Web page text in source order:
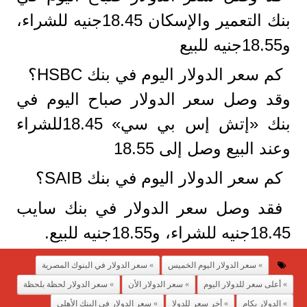
بنك التعمير والإسكان 18.45جنيه للشراء،
و18.55جنيه للبيع
كم سعر الدولار اليوم في بنك HSBC؟
وقد وصل سعر الدولار صباح اليوم في
بنك «إتش إس بي سي» 18.45للشراء
وعند البيع وصل إلى 18.55
كم سعر الدولار اليوم في بنك SAIB؟
فقد وصل سعر الدولار في بنك سايب
18.45جنيه للشراء، و18.55جنيه للبيع.
سعر الدولار اليوم الخميس
سعر الدولار في البنوك المصرية
أعلى سعر للدولار اليوم
سعر الدولار الأن
سعر الدولار لحظة بلحظة
الدولار بكام
أخر سعر للدولا سعر الدولار في البنك الأهلى